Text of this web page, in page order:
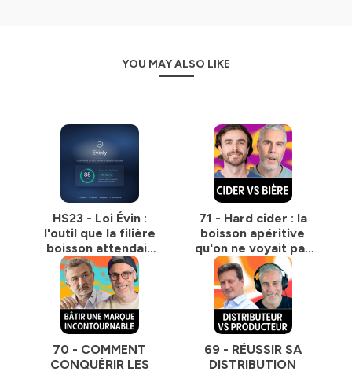
YOU MAY ALSO LIKE
HS23 - Loi Évin :
l'outil que la filière
boisson attendait
(et c'est moi qui l'ai
fait !)
71 - Hard cider : la
boisson apéritive
qu'on ne voyait pas
venir ?
70 - COMMENT
CONQUÉRIR LES
69 - RÉUSSIR SA
DISTRIBUTION